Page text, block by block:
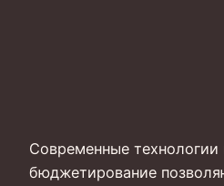
Современные технологии
бюджетирование